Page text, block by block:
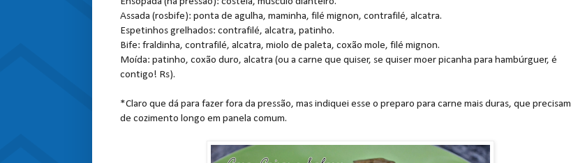
Assada (rosbife): ponta de agulha, maminha, filé mignon, contrafilé, alcatra.
Espetinhos grelhados: contrafilé, alcatra, patinho.
Bife: fraldinha, contrafilé, alcatra, miolo de paleta, coxão mole, filé mignon.
Moída: patinho, coxão duro, alcatra (ou a carne que quiser, se quiser moer picanha para hambúrguer, é
contigo! Rs).
*Claro que dá para fazer fora da pressão, mas indiquei esse o preparo para carne mais duras, que precisam
de cozimento longo em panela comum.